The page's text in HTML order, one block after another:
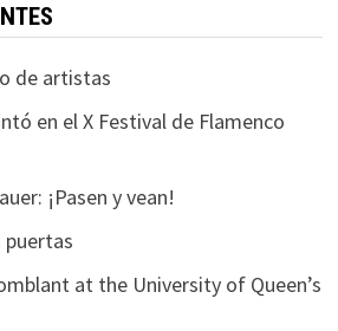
de artistas
en el X Festival de Flamenco
¡Pasen y vean!
puertas
at the University of Queen’s